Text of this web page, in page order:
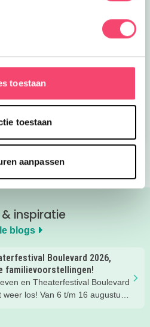
toestaan
toestaan
aanpassen
Onze favoriete
inspiratie
blogs
Boulevard 2026,
familievoorstellingen!
en Theaterfestival Boulevard
weer los! Van 6 t/m 16 augustus